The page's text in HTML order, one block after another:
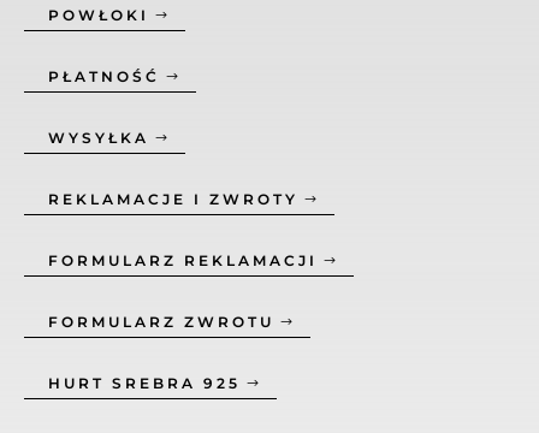
POWŁOKI
PŁATNOŚĆ
WYSYŁKA
REKLAMACJE I ZWROTY
FORMULARZ REKLAMACJI
FORMULARZ ZWROTU
HURT SREBRA 925